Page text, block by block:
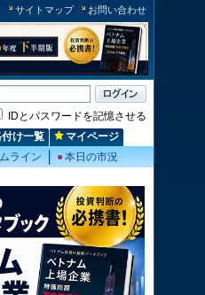
サイトマップ お問い合わせ
IDとパスワードを記憶させる
け一覧
マイページ
ライン ●本日の市況